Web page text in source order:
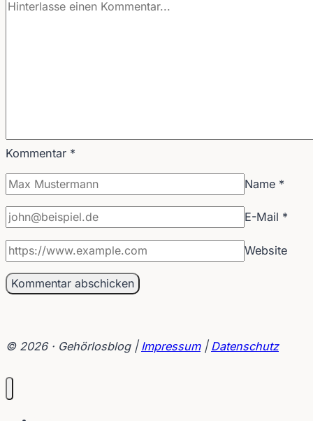
Kommentar *
Name *
E-Mail *
Website
© 2026 · Gehörlosblog | Impressum| Datenschutz